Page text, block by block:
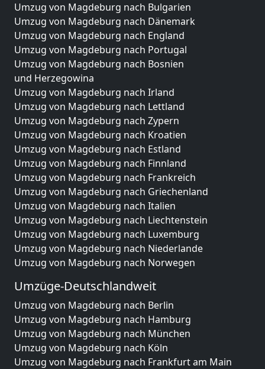
Umzug von Magdeburg nach Bulgarien
Umzug von Magdeburg nach Dänemark
Umzug von Magdeburg nach England
Umzug von Magdeburg nach Portugal
Umzug von Magdeburg nach Bosnien
und Herzegowina
Umzug von Magdeburg nach Irland
Umzug von Magdeburg nach Lettland
Umzug von Magdeburg nach Zypern
Umzug von Magdeburg nach Kroatien
Umzug von Magdeburg nach Estland
Umzug von Magdeburg nach Finnland
Umzug von Magdeburg nach Frankreich
Umzug von Magdeburg nach Griechenland
Umzug von Magdeburg nach Italien
Umzug von Magdeburg nach Liechtenstein
Umzug von Magdeburg nach Luxemburg
Umzug von Magdeburg nach Niederlande
Umzug von Magdeburg nach Norwegen
Umzüge-Deutschlandweit
Umzug von Magdeburg nach Berlin
Umzug von Magdeburg nach Hamburg
Umzug von Magdeburg nach München
Umzug von Magdeburg nach Köln
Umzug von Magdeburg nach Frankfurt am Main